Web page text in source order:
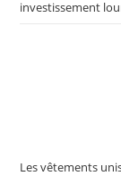
investissement
Les vêtements